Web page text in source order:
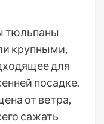
тюльпаны
крупными,
для
посадке.
от ветра,
сажать